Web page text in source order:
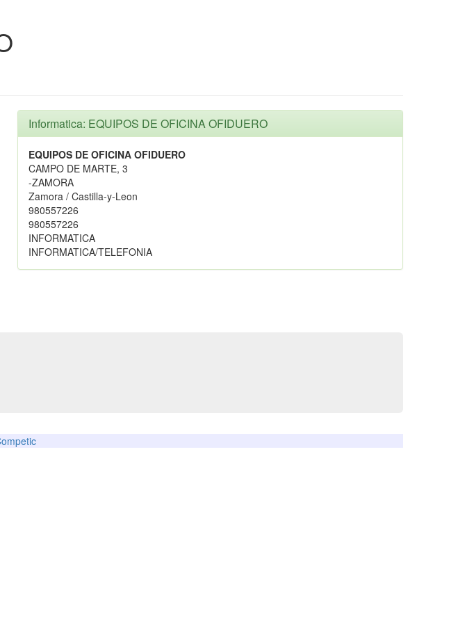
Informatica: EQUIPOS DE OFICINA OFIDUERO
EQUIPOS DE OFICINA OFIDUERO
CAMPO DE MARTE, 3
-ZAMORA
Zamora / Castilla-y-Leon
980557226
980557226
INFORMATICA
INFORMATICA/TELEFONIA